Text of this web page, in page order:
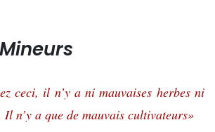
ceci, il n’y a ni mauvaises herbes ni
Il n’y a que de mauvais cultivateurs»